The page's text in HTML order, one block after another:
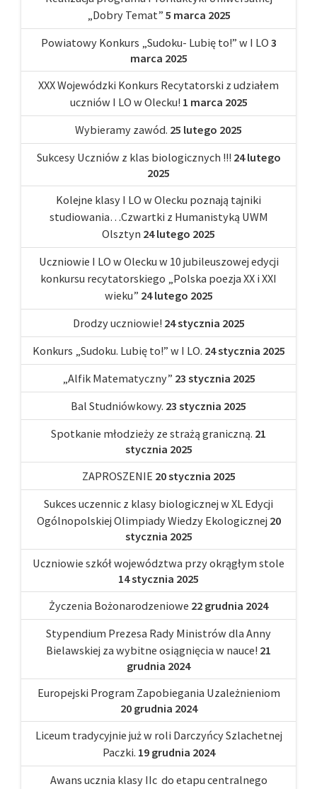
„Dobry Temat” 5 marca 2025
Powiatowy Konkurs „Sudoku- Lubię to!” w I LO 3
marca 2025
XXX Wojewódzki Konkurs Recytatorski z udziałem
uczniów I LO w Olecku! 1 marca 2025
Wybieramy zawód. 25 lutego 2025
Sukcesy Uczniów z klas biologicznych !!! 24 lutego
2025
Kolejne klasy I LO w Olecku poznają tajniki
studiowania…Czwartki z Humanistyką UWM
Olsztyn 24 lutego 2025
Uczniowie I LO w Olecku w 10 jubileuszowej edycji
konkursu recytatorskiego „Polska poezja XX i XXI
wieku” 24 lutego 2025
Drodzy uczniowie! 24 stycznia 2025
Konkurs „Sudoku. Lubię to!” w I LO. 24 stycznia 2025
„Alfik Matematyczny” 23 stycznia 2025
Bal Studniówkowy. 23 stycznia 2025
Spotkanie młodzieży ze strażą graniczną. 21
stycznia 2025
ZAPROSZENIE 20 stycznia 2025
Sukces uczennic z klasy biologicznej w XL Edycji
Ogólnopolskiej Olimpiady Wiedzy Ekologicznej 20
stycznia 2025
Uczniowie szkół województwa przy okrągłym stole
14 stycznia 2025
Życzenia Bożonarodzeniowe 22 grudnia 2024
Stypendium Prezesa Rady Ministrów dla Anny
Bielawskiej za wybitne osiągnięcia w nauce! 21
grudnia 2024
Europejski Program Zapobiegania Uzależnieniom
20 grudnia 2024
Liceum tradycyjnie już w roli Darczyńcy Szlachetnej
Paczki. 19 grudnia 2024
Awans ucznia klasy IIc do etapu centralnego